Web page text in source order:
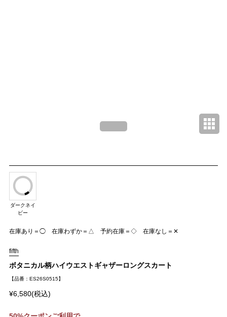
ダークネイ
ビー
在庫あり＝◯ 在庫わずか＝△ 予約在庫＝◇ 在庫なし＝✕
fifth
ボタニカル柄ハイウエストギャザーロングスカート
【品番：ES26S0515】
¥6,580(税込)